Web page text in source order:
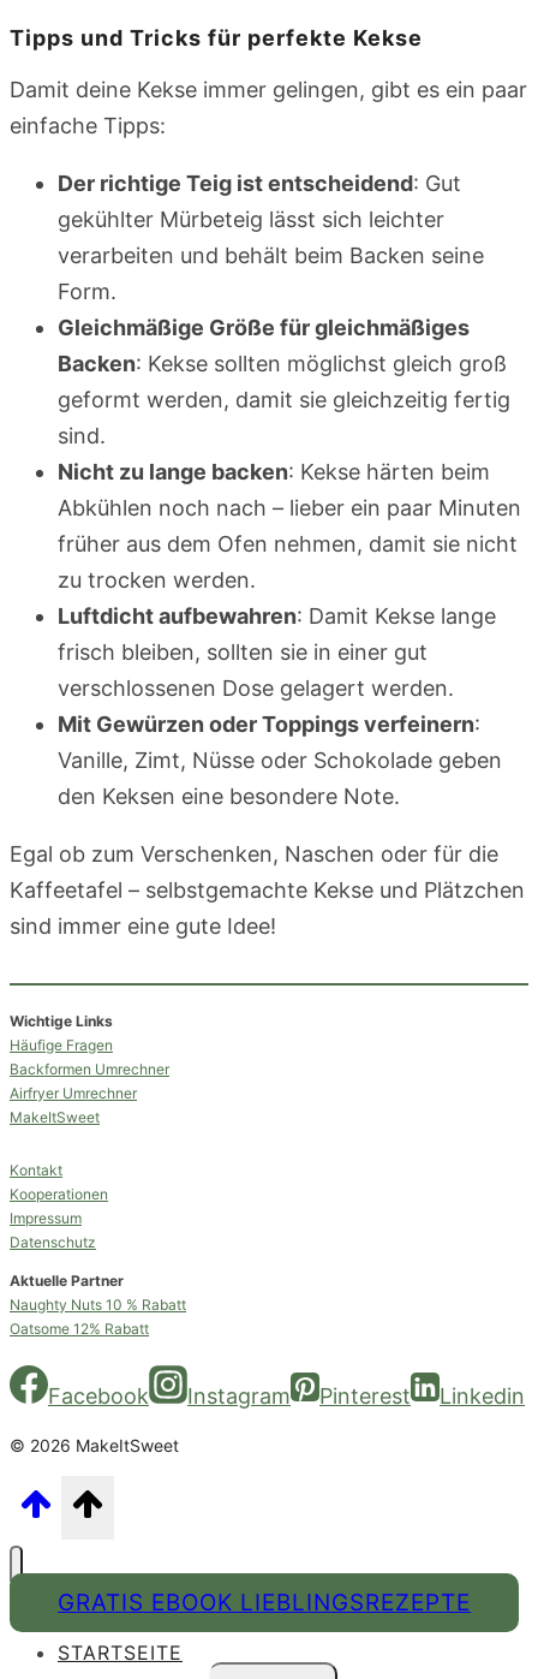
Tipps und Tricks für perfekte Kekse
Damit deine Kekse immer gelingen, gibt es ein paar
einfache Tipps:
Der richtige Teig ist entscheidend: Gut
gekühlter Mürbeteig lässt sich leichter
verarbeiten und behält beim Backen seine
Form.
Gleichmäßige Größe für gleichmäßiges
Backen: Kekse sollten möglichst gleich groß
geformt werden, damit sie gleichzeitig fertig
sind.
Nicht zu lange backen: Kekse härten beim
Abkühlen noch nach – lieber ein paar Minuten
früher aus dem Ofen nehmen, damit sie nicht
zu trocken werden.
Luftdicht aufbewahren: Damit Kekse lange
frisch bleiben, sollten sie in einer gut
verschlossenen Dose gelagert werden.
Mit Gewürzen oder Toppings verfeinern:
Vanille, Zimt, Nüsse oder Schokolade geben
den Keksen eine besondere Note.
Egal ob zum Verschenken, Naschen oder für die
Kaffeetafel – selbstgemachte Kekse und Plätzchen
sind immer eine gute Idee!
Wichtige Links
Häufige Fragen
Backformen Umrechner
Airfryer Umrechner
MakeItSweet
Kontakt
Kooperationen
Impressum
Datenschutz
Aktuelle Partner
Naughty Nuts 10 % Rabatt
Oatsome 12% Rabatt
Facebook Instagram Pinterest Linkedin
© 2026 MakeItSweet
GRATIS EBOOK LIEBLINGSREZEPTE
STARTSEITE